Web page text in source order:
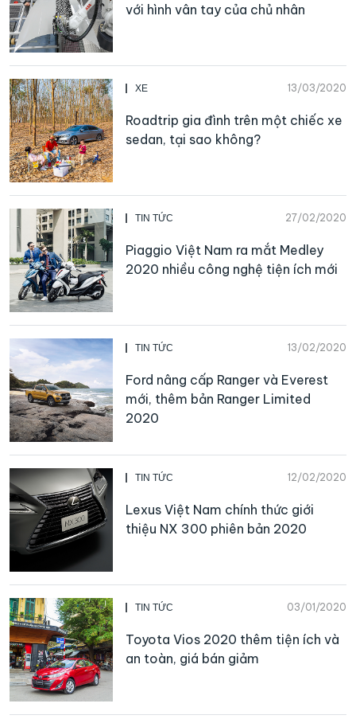
với hình vân tay của chủ nhân
XE 13/03/2020
Roadtrip gia đình trên một chiếc xe
sedan, tại sao không?
TIN TỨC 27/02/2020
Piaggio Việt Nam ra mắt Medley
2020 nhiều công nghệ tiện ích mới
TIN TỨC 13/02/2020
Ford nâng cấp Ranger và Everest
mới, thêm bản Ranger Limited
2020
TIN TỨC 12/02/2020
Lexus Việt Nam chính thức giới
thiệu NX 300 phiên bản 2020
TIN TỨC 03/01/2020
Toyota Vios 2020 thêm tiện ích và
an toàn, giá bán giảm